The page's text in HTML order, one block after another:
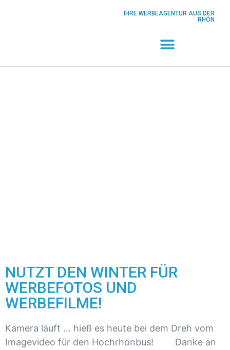
IHRE WERBEAGENTUR AUS DER
RHÖN
NUTZT DEN WINTER FÜR
WERBEFOTOS UND
WERBEFILME!
Kamera läuft … hieß es heute bei dem Dreh vom
Imagevideo für den Hochrhönbus!
Danke an